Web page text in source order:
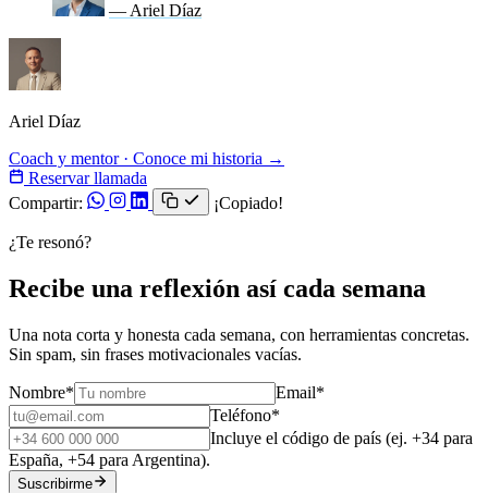
— Ariel Díaz
Ariel Díaz
Coach y mentor · Conoce mi historia →
Reservar llamada
Compartir:
¡Copiado!
¿Te resonó?
Recibe una reflexión así cada semana
Una nota corta y honesta cada semana, con herramientas concretas.
Sin spam, sin frases motivacionales vacías.
Nombre* Email*
Teléfono*
Incluye el código de país (ej. +34 para
España, +54 para Argentina).
Suscribirme